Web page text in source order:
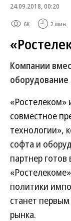
24.09.2018, 00:20
6K 2 мин.
Компании
оборудование
«Ростелеком»
совместное
технологии»,
софта и
партнер
политики
станет
рынка.